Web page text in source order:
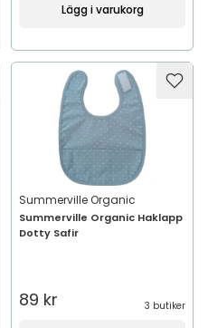
Lägg i varukorg
Summerville Organic
Summerville Organic Haklapp
Dotty Safir
89 kr 3 butiker